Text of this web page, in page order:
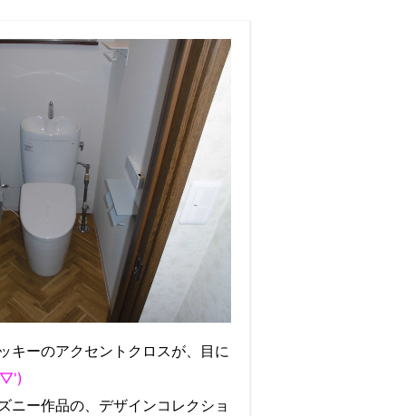
キーのアクセントクロスが、目に
ニー作品の、デザインコレクショ